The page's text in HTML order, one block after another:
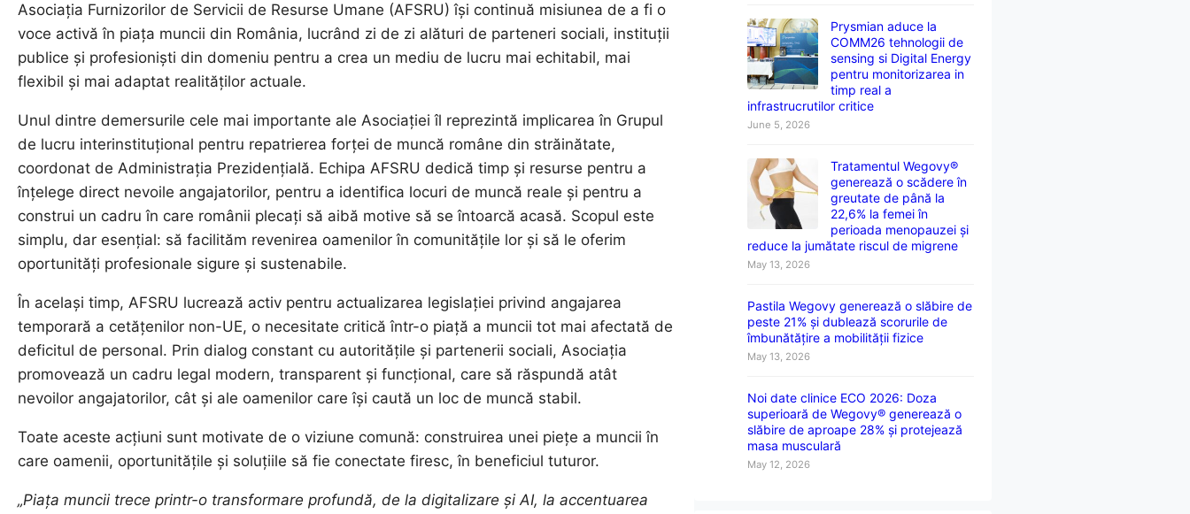
Asociația Furnizorilor de Servicii de Resurse Umane (AFSRU) își continuă misiunea de a fi o
voce activă în piața muncii din România, lucrând zi de zi alături de parteneri sociali, instituții
publice și profesioniști din domeniu pentru a crea un mediu de lucru mai echitabil, mai
flexibil și mai adaptat realităților actuale.
Unul dintre demersurile cele mai importante ale Asociației îl reprezintă implicarea în Grupul
de lucru interinstituțional pentru repatrierea forței de muncă române din străinătate,
coordonat de Administrația Prezidențială. Echipa AFSRU dedică timp și resurse pentru a
înțelege direct nevoile angajatorilor, pentru a identifica locuri de muncă reale și pentru a
construi un cadru în care românii plecați să aibă motive să se întoarcă acasă. Scopul este
simplu, dar esențial: să facilităm revenirea oamenilor în comunitățile lor și să le oferim
oportunități profesionale sigure și sustenabile.
În același timp, AFSRU lucrează activ pentru actualizarea legislației privind angajarea
temporară a cetățenilor non-UE, o necesitate critică într-o piață a muncii tot mai afectată de
deficitul de personal. Prin dialog constant cu autoritățile și partenerii sociali, Asociația
promovează un cadru legal modern, transparent și funcțional, care să răspundă atât
nevoilor angajatorilor, cât și ale oamenilor care își caută un loc de muncă stabil.
Toate aceste acțiuni sunt motivate de o viziune comună: construirea unei piețe a muncii în
care oamenii, oportunitățile și soluțiile să fie conectate firesc, în beneficiul tuturor.
„Piața muncii trece printr-o transformare profundă, de la digitalizare și AI, la accentuarea
Prysmian aduce la
COMM26 tehnologii de
sensing si Digital Energy
pentru monitorizarea in
timp real a
infrastrucrutilor critice
June 5, 2026
Tratamentul Wegovy®
generează o scădere în
greutate de până la
22,6% la femei în
perioada menopauzei și
reduce la jumătate riscul de migrene
May 13, 2026
Pastila Wegovy generează o slăbire de
peste 21% și dublează scorurile de
îmbunătățire a mobilității fizice
May 13, 2026
Noi date clinice ECO 2026: Doza
superioară de Wegovy® generează o
slăbire de aproape 28% și protejează
masa musculară
May 12, 2026